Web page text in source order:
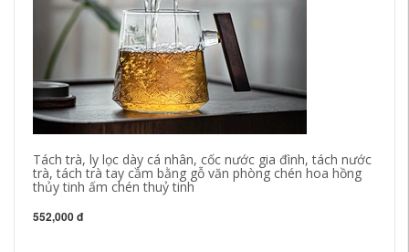
Tách trà, ly lọc dày cá nhân, cốc nước gia đình, tách nước
trà, tách trà tay cầm bằng gỗ văn phòng chén hoa hồng
thủy tinh ấm chén thuỷ tinh
552,000 đ